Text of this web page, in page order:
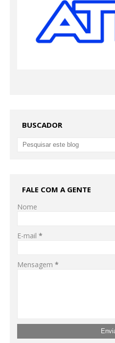
BUSCADOR
FALE COM A GENTE
Nome
E-mail *
Mensagem *